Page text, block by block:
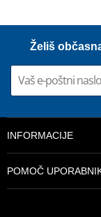
Želiš
INFORMACIJE
POMOČ